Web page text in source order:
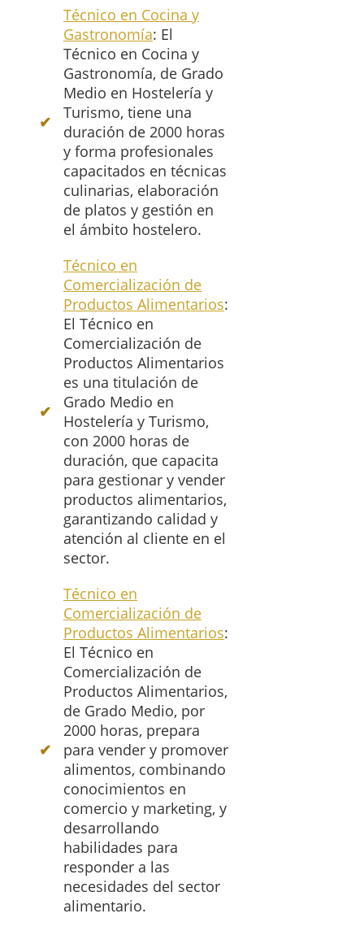
Técnico en Cocina y
Gastronomía: El
Técnico en Cocina y
Gastronomía, de Grado
Medio en Hostelería y
Turismo, tiene una
duración de 2000 horas
y forma profesionales
capacitados en técnicas
culinarias, elaboración
de platos y gestión en
el ámbito hostelero.
Técnico en
Comercialización de
Productos Alimentarios:
El Técnico en
Comercialización de
Productos Alimentarios
es una titulación de
Grado Medio en
Hostelería y Turismo,
con 2000 horas de
duración, que capacita
para gestionar y vender
productos alimentarios,
garantizando calidad y
atención al cliente en el
sector.
Técnico en
Comercialización de
Productos Alimentarios:
El Técnico en
Comercialización de
Productos Alimentarios,
de Grado Medio, por
2000 horas, prepara
para vender y promover
alimentos, combinando
conocimientos en
comercio y marketing, y
desarrollando
habilidades para
responder a las
necesidades del sector
alimentario.